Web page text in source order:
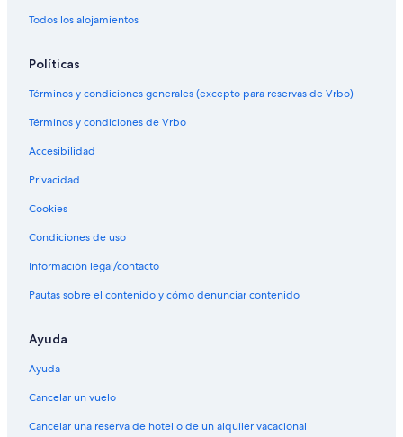
Todos los alojamientos
Políticas
Términos y condiciones generales (excepto para reservas de Vrbo)
Términos y condiciones de Vrbo
Accesibilidad
Privacidad
Cookies
Condiciones de uso
Información legal/contacto
Pautas sobre el contenido y cómo denunciar contenido
Ayuda
Ayuda
Cancelar un vuelo
Cancelar una reserva de hotel o de un alquiler vacacional